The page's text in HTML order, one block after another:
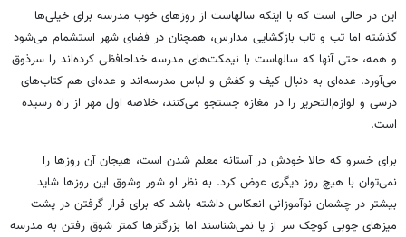
این در حالی است که با اینکه سالهاست از روزهای خوب مدرسه برای خیلی‌ها
گذشته اما تب و تاب بازگشایی مدارس، همچنان در فضای شهر استشمام می‌شود
و همه، حتی آنها که سالهاست با نیمکت‌های مدرسه خداحافظی کرده‌اند را سرذوق
می‌آورد. عده‌ای به دنبال کیف و کفش و لباس مدرسه‌اند و عده‌ای هم کتاب‌های
درسی و لوازم‌التحریر را در مغازه جستجو می‌کنند، خلاصه اول مهر از راه رسیده
است.
برای خسرو که حالا خودش در آستانه معلم شدن است، هیجان آن روزها را
نمی‌توان با هیچ روز دیگری عوض کرد. به نظر او شور وشوق این روزها شاید
بیشتر در چشمان نوآموزانی انعکاس داشته باشد که برای قرار گرفتن در پشت
میزهای چوبی کوچک سر از پا نمی‌شناسند اما بزرگترها کمتر شوق رفتن به مدرسه